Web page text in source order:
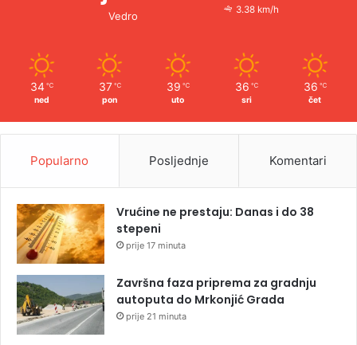
Vedro
3.38 km/h
34 ℃
ned
37 ℃
pon
39 ℃
uto
36 ℃
sri
36 ℃
čet
Popularno Posljednje Komentari
Vrućine ne prestaju: Danas i do 38
stepeni
prije 17 minuta
Završna faza priprema za gradnju
autoputa do Mrkonjić Grada
prije 21 minuta